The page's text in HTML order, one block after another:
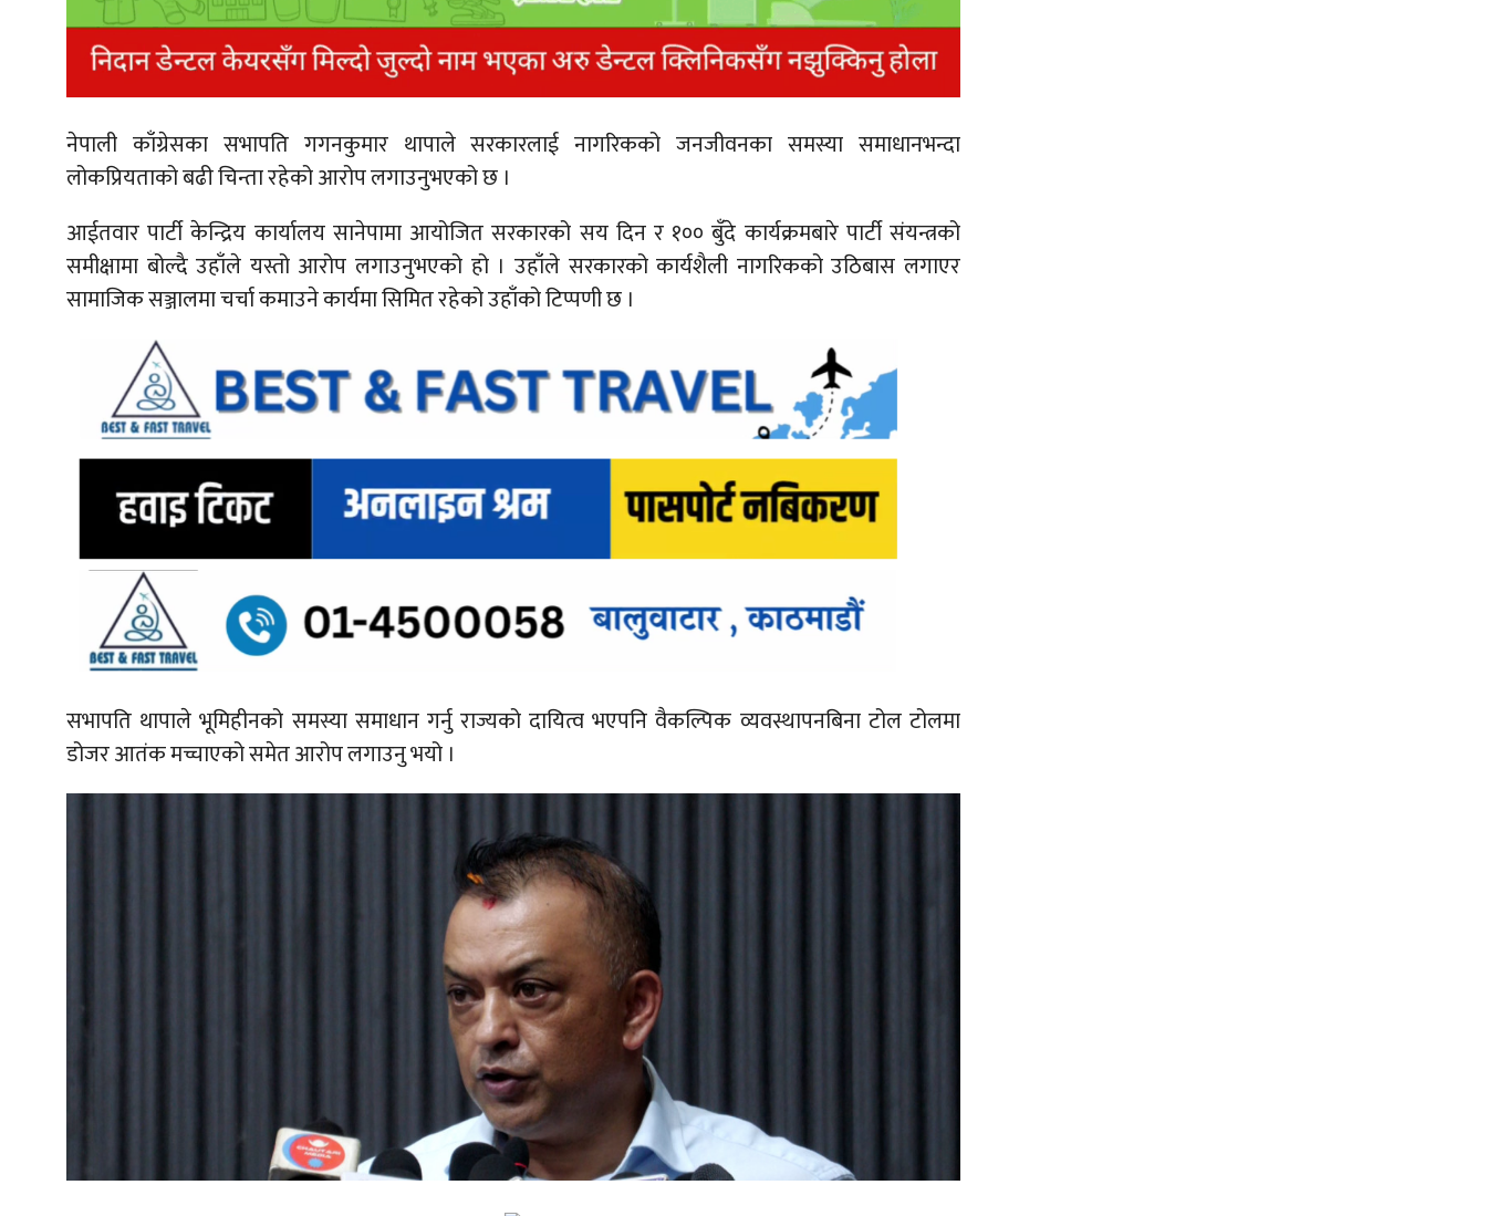
नेपाली काँग्रेसका सभापति गगनकुमार थापाले सरकारलाई नागरिकको जनजीवनका समस्या समाधानभन्दा
लोकप्रियताको बढी चिन्ता रहेको आरोप लगाउनुभएको छ ।
आईतवार पार्टी केन्द्रिय कार्यालय सानेपामा आयोजित सरकारको सय दिन र १०० बुँदे कार्यक्रमबारे पार्टी संयन्त्रको
समीक्षामा बोल्दै उहाँले यस्तो आरोप लगाउनुभएको हो । उहाँले सरकारको कार्यशैली नागरिकको उठिबास लगाएर
सामाजिक सञ्जालमा चर्चा कमाउने कार्यमा सिमित रहेको उहाँको टिप्पणी छ ।
सभापति थापाले भूमिहीनको समस्या समाधान गर्नु राज्यको दायित्व भएपनि वैकल्पिक व्यवस्थापनबिना टोल टोलमा
डोजर आतंक मच्चाएको समेत आरोप लगाउनु भयो ।